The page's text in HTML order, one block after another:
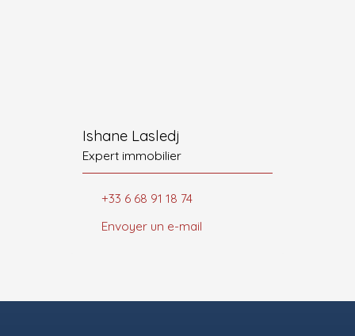
Ishane Lasledj
Expert immobilier
+33 6 68 91 18 74
Envoyer un e-mail